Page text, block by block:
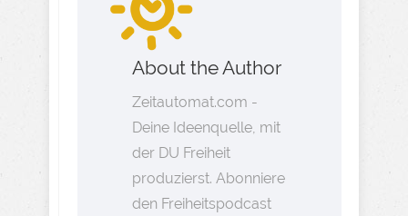
About the Author
Zeitautomat.com -
Deine Ideenquelle, mit
der DU Freiheit
produzierst. Abonniere
den Freiheitspodcast